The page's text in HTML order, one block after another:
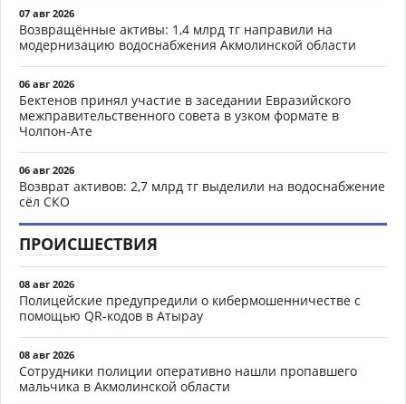
07 авг 2026
Возвращённые активы: 1,4 млрд тг направили на
модернизацию водоснабжения Акмолинской области
06 авг 2026
Бектенов принял участие в заседании Евразийского
межправительственного совета в узком формате в
Чолпон-Ате
06 авг 2026
Возврат активов: 2,7 млрд тг выделили на водоснабжение
сёл СКО
ПРОИСШЕСТВИЯ
08 авг 2026
Полицейские предупредили о кибермошенничестве с
помощью QR-кодов в Атырау
08 авг 2026
Сотрудники полиции оперативно нашли пропавшего
мальчика в Акмолинской области